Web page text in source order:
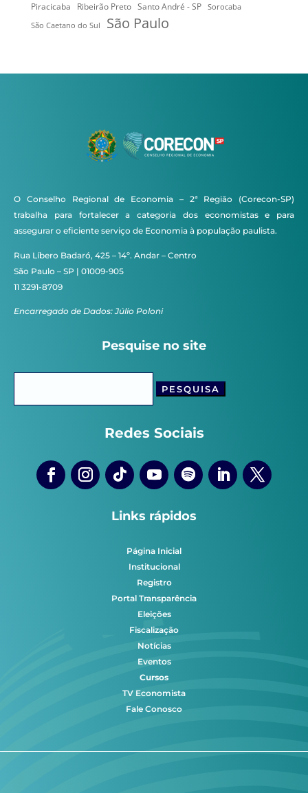
Piracicaba Ribeirão Preto Santo André - SP
Sorocaba
São Caetano do Sul
São Paulo
O Conselho Regional de Economia – 2ª Região (Corecon-SP)
trabalha para fortalecer a categoria dos economistas e para
assegurar o eficiente serviço de Economia à população paulista.
Rua Líbero Badaró, 425 – 14º. Andar – Centro
São Paulo – SP | 01009-905
11 3291-8709
Encarregado de Dados: Júlio Poloni
Pesquise no site
Redes Sociais
Links rápidos
Página Inicial
Institucional
Registro
Portal Transparência
Eleições
Fiscalização
Notícias
Eventos
Cursos
TV Economista
Fale Conosco